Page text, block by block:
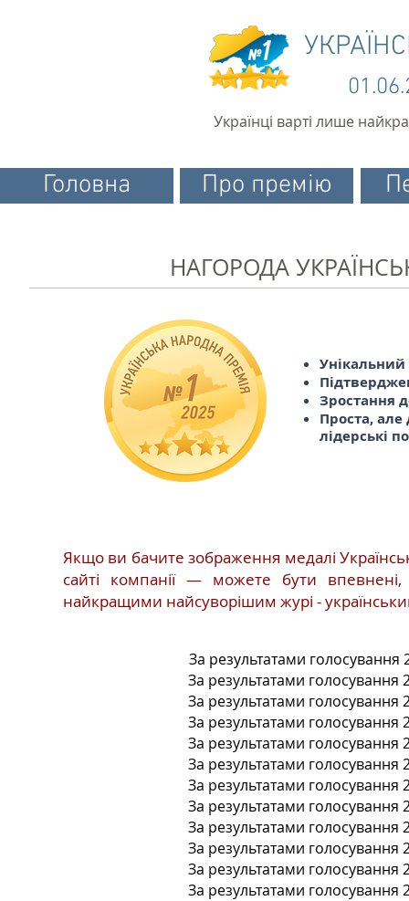
Українці варті лише
Головна Про премію
НАГОРОДА
Унікальний
Зростання
Проста, але
лідерські
Якщо ви бачите зображення медалі
сайті компанії — можете бути впевнені,
найкращими найсуворішим журі -
За результатами
За результатами
За результатами
За результатами
За результатами
За результатами
За результатами
За результатами
За результатами
За результатами
За результатами
За результатами